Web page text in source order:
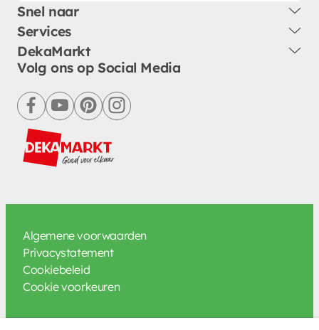
Snel naar
Services
DekaMarkt
Volg ons op Social Media
facebookyoutubepinterestinstagram
Algemene voorwaarden
Privacystatement
Cookiebeleid
Cookie voorkeuren